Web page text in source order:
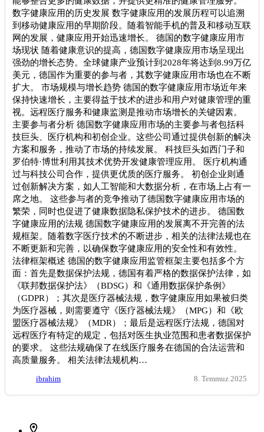
数字健康应用的历史发展 数字健康应用的发展历程可以追溯
到移动健康应用的早期阶段。随着智能手机的普及和移动互联
网的发展，健康应用开始迅速增长。 德国的数字健康应用市
场现状 随着健康意识的提高，德国数字健康应用市场呈现出
强劲的增长态势。全球健康产业预计到2028年将达到8.99万亿
美元，德国作为重要的参与者，其数字健康应用市场也在不断
扩大。 市场规模与增长趋势 德国的数字健康应用市场近年来
保持快速增长，主要得益于技术的进步和用户对健康管理的重
视。远程医疗服务和健康监测是推动市场增长的关键因素。
主要参与者分析 德国数字健康应用市场的主要参与者包括科
技巨头、医疗机构和初创企业。这些公司通过提供创新的解决
方案和服务，推动了市场的持续发展。 科技巨头如西门子和
罗伯特·博世利用其技术优势开发健康管理应用。 医疗机构通
过与科技公司合作，提供更优质的医疗服务。 初创企业则通
过创新解决方案，如人工智能和大数据分析，在市场上占有一
席之地。 这些参与者的竞争推动了德国数字健康应用市场的
繁荣，同时也促进了健康数据隐私保护技术的进步。 德国数
字健康应用的法规 德国数字健康应用的发展离不开完善的法
规框架。随着数字医疗技术的不断进步，相关的法律法规也在
不断更新和完善，以确保数字健康应用的安全性和有效性。
法律框架概述 德国的数字健康应用监管框架主要包括多个方
面：首先是数据保护法规，德国有着严格的数据保护法律，如
《联邦数据保护法》（BDSG）和《通用数据保护条例》
（GDPR）；其次是医疗器械法规，数字健康应用如果被归类
为医疗器械，则需要遵守《医疗器械法规》（MPG）和《欧
盟医疗器械法规》（MDR）；最后是远程医疗法规，德国对
远程医疗有特定的规定，包括对医生执业范围和患者数据保护
的要求。 这些法规确保了在线医疗服务在德国的合法运营和
高质量服务。 相关法律法规机构…
ibrahim 8. Temmuz 2025